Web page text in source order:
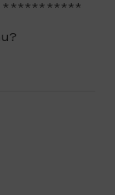
***********